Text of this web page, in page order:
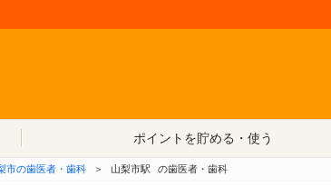
ポイントを貯める・使う
市の歯医者・歯科 ＞ 山梨市駅 の歯医者・歯科